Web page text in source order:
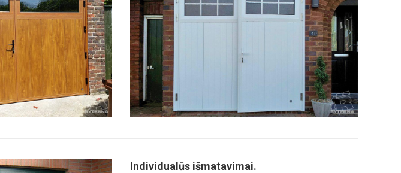
Individualūs išmatavimai.